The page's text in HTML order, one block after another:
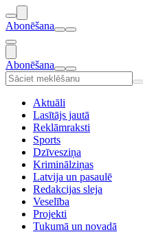
Abonēšana
Abonēšana
Aktuāli
Lasītājs jautā
Reklāmraksti
Sports
Dzīvesziņa
Kriminālziņas
Latvija un pasaulē
Redakcijas sleja
Veselība
Projekti
Tukumā un novadā